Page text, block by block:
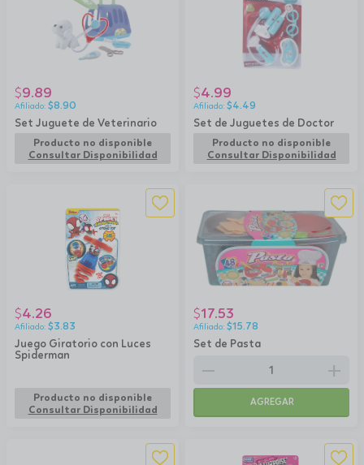
Set Juguete de Veterinario
$9.89
$8.90
Producto no disponible
Consultar Disponibilidad
Set de Juguetes de Doctor
$4.99
$4.49
Producto no disponible
Consultar Disponibilidad
Juego Giratorio con Luces
Spiderman
$4.26
$3.83
Producto no disponible
Consultar Disponibilidad
Set de Pasta
$17.53
$15.78
remove add
AGREGAR